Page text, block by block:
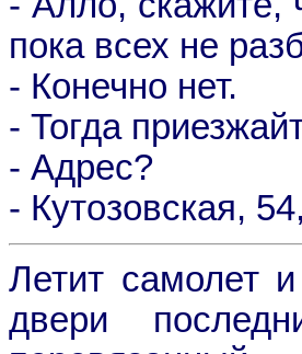
пока всех не
- Конечно нет.
- Тогда
- Адрес?
- Кутозовская,
Летит самолет
двери